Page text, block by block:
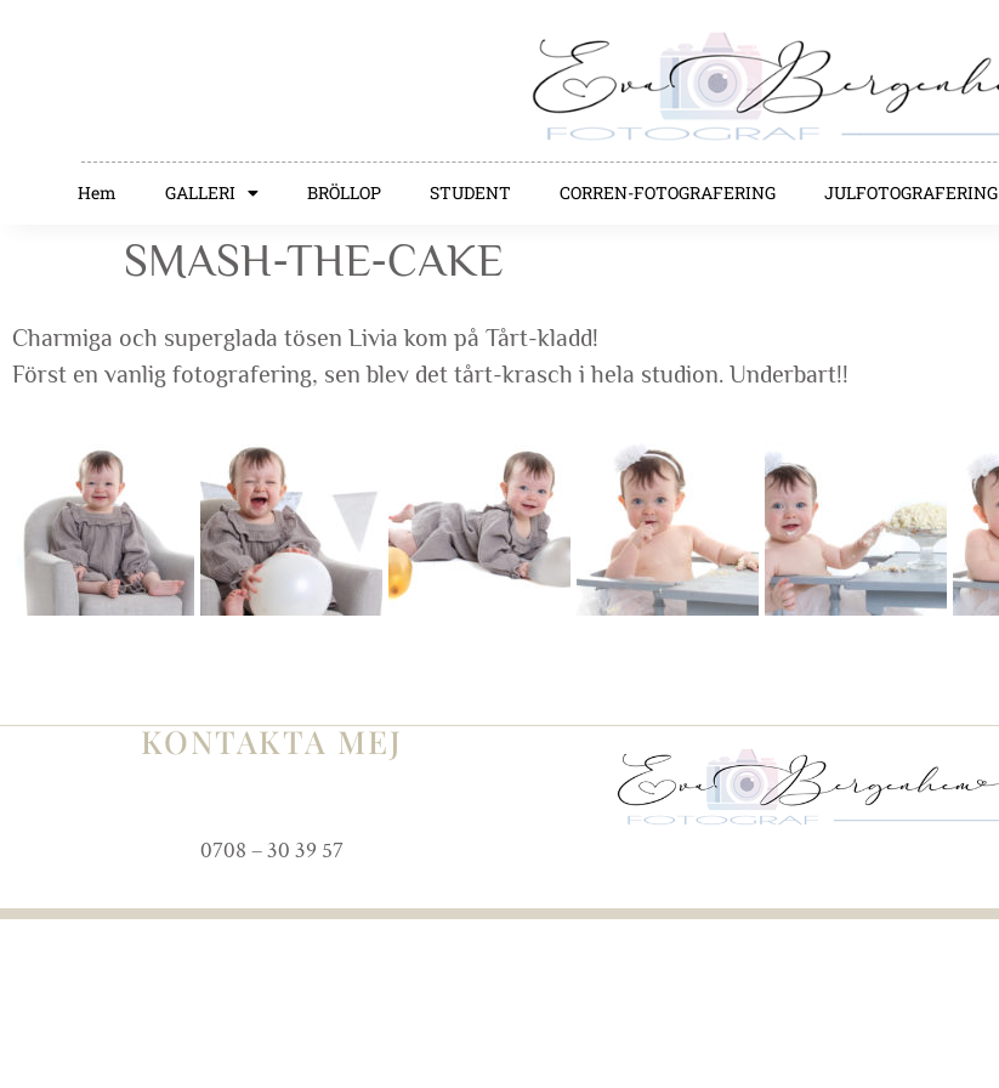
Hem GALLERI BRÖLLOP STUDENT CORREN-FOTOGRAFERING JULFOTOGRAFERING
SMASH-THE-CAKE
Charmiga och superglada tösen Livia kom på Tårt-kladd!
Först en vanlig fotografering, sen blev det tårt-krasch i hela studion. Underbart!!
KONTAKTA MEJ
0708 – 30 39 57